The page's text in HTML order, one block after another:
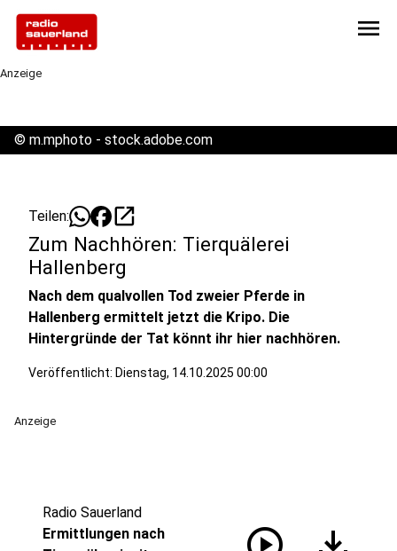
menu
Anzeige
© m.mphoto - stock.adobe.com
Teilen: open_in_new
Zum Nachhören: Tierquälerei
Hallenberg
Nach dem qualvollen Tod zweier Pferde in
Hallenberg ermittelt jetzt die Kripo. Die
Hintergründe der Tat könnt ihr hier nachhören.
Veröffentlicht: Dienstag, 14.10.2025 00:00
Anzeige
Radio Sauerland
Ermittlungen nach